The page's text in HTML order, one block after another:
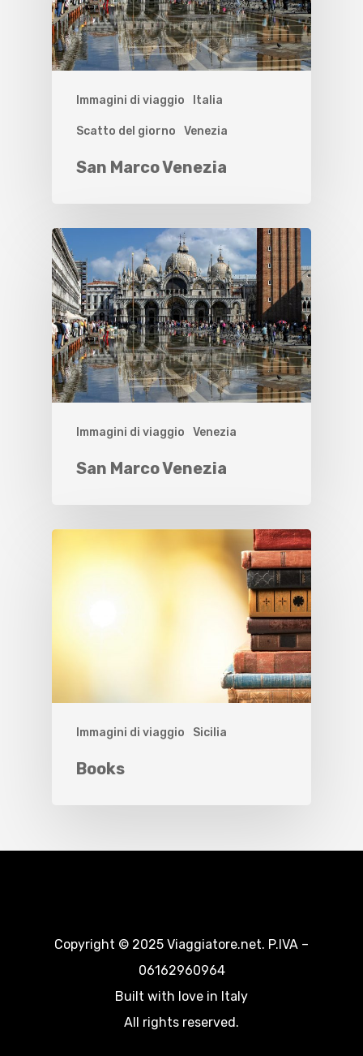
Immagini di viaggio Italia
Scatto del giorno Venezia
San Marco Venezia
Immagini di viaggio Venezia
San Marco Venezia
Immagini di viaggio Sicilia
Books
Copyright © 2025 Viaggiatore.net. P.IVA –
06162960964
Built with love in Italy
All rights reserved.